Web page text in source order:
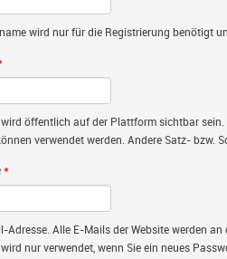
wird nur für die Registrierung benötigt
wird öffentlich auf der Plattform sichtbar
verwendet werden. Andere Satz- bzw.
*
Adresse. Alle E-Mails der Website werden
nur verwendet, wenn Sie ein neues